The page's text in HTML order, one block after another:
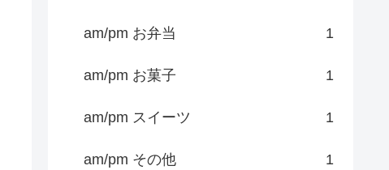
am/pm お弁当 1
am/pm お菓子 1
am/pm スイーツ 1
am/pm その他 1